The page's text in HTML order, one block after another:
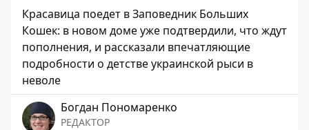
Красавица поедет в Заповедник Больших
Кошек: в новом доме уже подтвердили, что ждут
пополнения, и рассказали впечатляющие
подробности о детстве украинской рыси в
неволе
Богдан Пономаренко
РЕДАКТОР